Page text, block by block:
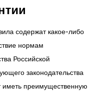
содержат какое-либо
нормам
Российской
законодательства
иметь преимущественную